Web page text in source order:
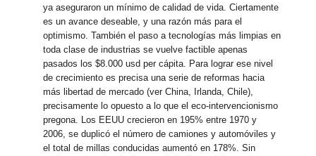
ya aseguraron un mínimo de calidad de vida. Ciertamente
es un avance deseable, y una razón más para el
optimismo. También el paso a tecnologías más limpias en
toda clase de industrias se vuelve factible apenas
pasados los $8.000 usd per cápita. Para lograr ese nivel
de crecimiento es precisa una serie de reformas hacia
más libertad de mercado (ver China, Irlanda, Chile),
precisamente lo opuesto a lo que el eco-intervencionismo
pregona. Los EEUU crecieron en 195% entre 1970 y
2006, se duplicó el número de camiones y automóviles y
el total de millas conducidas aumentó en 178%. Sin